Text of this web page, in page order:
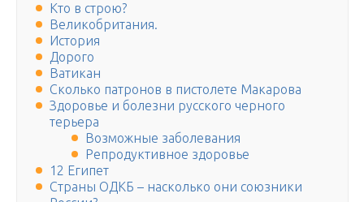
Кто в строю?
Великобритания.
История
Дорого
Ватикан
Сколько патронов в пистолете Макарова
Здоровье и болезни русского черного
терьера
Возможные заболевания
Репродуктивное здоровье
12 Египет
Страны ОДКБ – насколько они союзники